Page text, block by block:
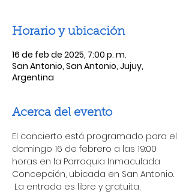
Horario y ubicación
16 de feb de 2025, 7:00 p. m.
San Antonio, San Antonio, Jujuy,
Argentina
Acerca del evento
El concierto está programado para el
domingo 16 de febrero a las 19:00
horas en la Parroquia Inmaculada
Concepción, ubicada en San Antonio.
La entrada es libre y gratuita,